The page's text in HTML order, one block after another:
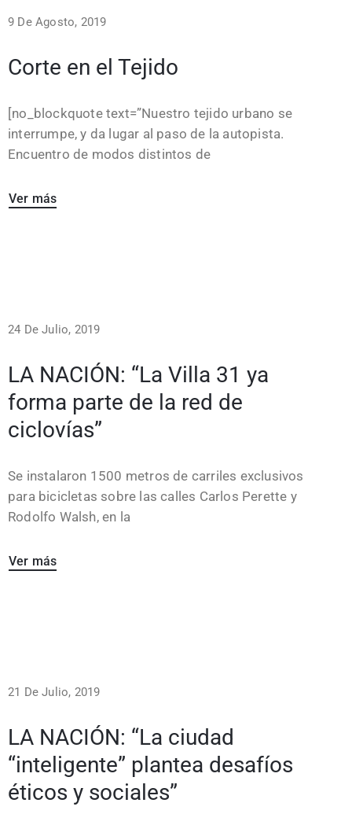
9 De Agosto, 2019
Corte en el Tejido
[no_blockquote text=”Nuestro tejido urbano se
interrumpe, y da lugar al paso de la autopista.
Encuentro de modos distintos de
Ver más
24 De Julio, 2019
LA NACIÓN: “La Villa 31 ya
forma parte de la red de
ciclovías”
Se instalaron 1500 metros de carriles exclusivos
para bicicletas sobre las calles Carlos Perette y
Rodolfo Walsh, en la
Ver más
21 De Julio, 2019
LA NACIÓN: “La ciudad
“inteligente” plantea desafíos
éticos y sociales”